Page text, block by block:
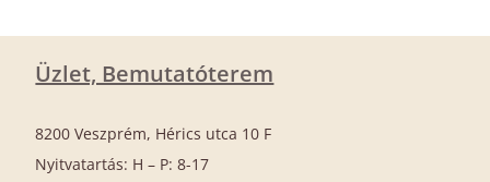
Üzlet, Bemutatóterem
8200 Veszprém, Hérics utca 10 F
Nyitvatartás: H – P: 8-17